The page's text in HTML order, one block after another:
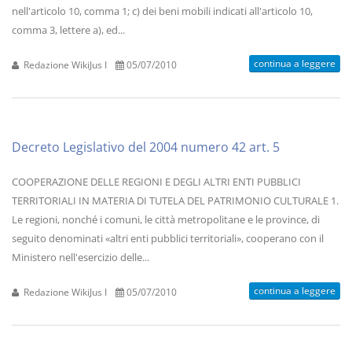
nell'articolo 10, comma 1; c) dei beni mobili indicati all'articolo 10,
comma 3, lettere a), ed...
Redazione WikiJus I 05/07/2010 continua a leggere
Decreto Legislativo del 2004 numero 42 art. 5
COOPERAZIONE DELLE REGIONI E DEGLI ALTRI ENTI PUBBLICI
TERRITORIALI IN MATERIA DI TUTELA DEL PATRIMONIO CULTURALE 1.
Le regioni, nonché i comuni, le città metropolitane e le province, di
seguito denominati «altri enti pubblici territoriali», cooperano con il
Ministero nell'esercizio delle...
Redazione WikiJus I 05/07/2010 continua a leggere